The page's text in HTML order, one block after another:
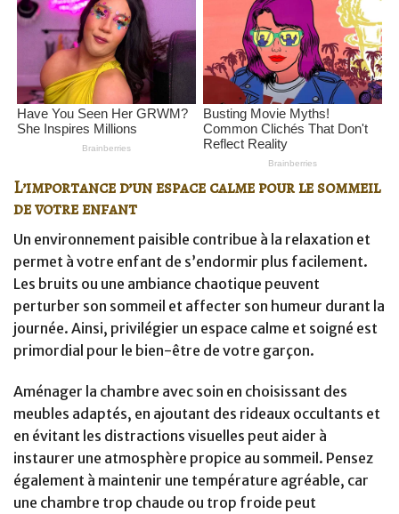
L’importance d’un espace calme pour le sommeil
de votre enfant
Un environnement paisible contribue à la relaxation et
permet à votre enfant de s’endormir plus facilement.
Les bruits ou une ambiance chaotique peuvent
perturber son sommeil et affecter son humeur durant la
journée. Ainsi, privilégier un espace calme et soigné est
primordial pour le bien-être de votre garçon.
Aménager la chambre avec soin en choisissant des
meubles adaptés, en ajoutant des rideaux occultants et
en évitant les distractions visuelles peut aider à
instaurer une atmosphère propice au sommeil. Pensez
également à maintenir une température agréable, car
une chambre trop chaude ou trop froide peut